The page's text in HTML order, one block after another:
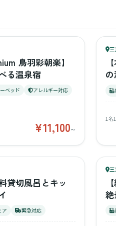
鳥羽彩朝楽】
る温泉宿
ベッド
アレルギー対応
¥11,100〜
67
1名
貸切風呂とキッ
ア 緊急対応
45
46